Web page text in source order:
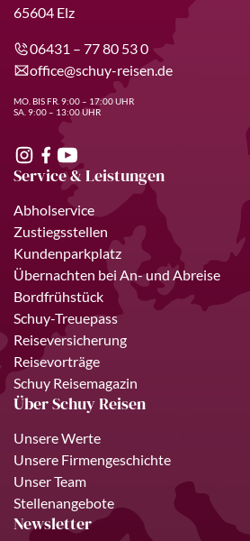
65604 Elz
06431 – 77 80 53 0
office@schuy-reisen.de
MO. BIS FR. 9:00 – 17:00 UHR
SA. 9:00 – 13:00 UHR
Service & Leistungen
Abholservice
Zustiegsstellen
Kundenparkplatz
Übernachten bei An- und Abreise
Bordfrühstück
Schuy-Treuepass
Reiseversicherung
Reisevorträge
Schuy Reisemagazin
Über Schuy Reisen
Unsere Werte
Unsere Firmengeschichte
Unser Team
Stellenangebote
Newsletter